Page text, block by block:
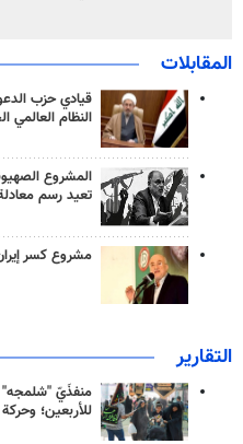
المقابلات
قيادي حزب
النظام العالمي
المشروع
تعيد رسم
مشروع كسر
التقارير
منفذَيّ "شلمجه"
للأربعين؛